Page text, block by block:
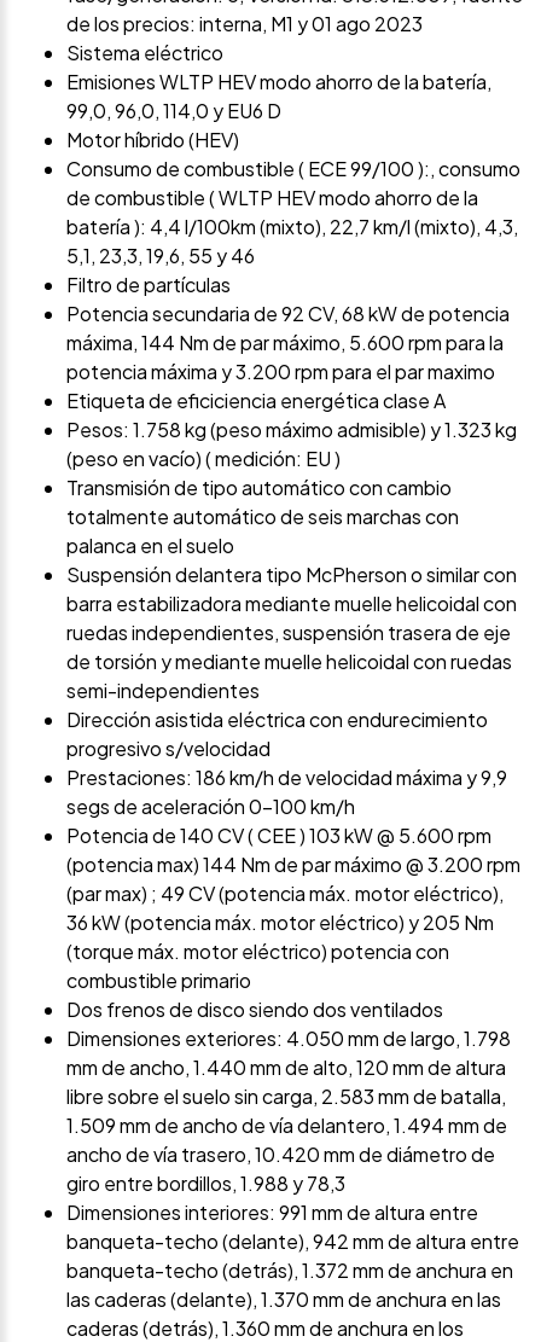
de los precios: interna, M1 y 01 ago 2023
Sistema eléctrico
Emisiones WLTP HEV modo ahorro de la batería,
99,0, 96,0, 114,0 y EU6 D
Motor híbrido (HEV)
Consumo de combustible ( ECE 99/100 ):, consumo
de combustible ( WLTP HEV modo ahorro de la
batería ): 4,4 l/100km (mixto), 22,7 km/l (mixto), 4,3,
5,1, 23,3, 19,6, 55 y 46
Filtro de partículas
Potencia secundaria de 92 CV, 68 kW de potencia
máxima, 144 Nm de par máximo, 5.600 rpm para la
potencia máxima y 3.200 rpm para el par maximo
Etiqueta de eficiciencia energética clase A
Pesos: 1.758 kg (peso máximo admisible) y 1.323 kg
(peso en vacío) ( medición: EU )
Transmisión de tipo automático con cambio
totalmente automático de seis marchas con
palanca en el suelo
Suspensión delantera tipo McPherson o similar con
barra estabilizadora mediante muelle helicoidal con
ruedas independientes, suspensión trasera de eje
de torsión y mediante muelle helicoidal con ruedas
semi-independientes
Dirección asistida eléctrica con endurecimiento
progresivo s/velocidad
Prestaciones: 186 km/h de velocidad máxima y 9,9
segs de aceleración 0-100 km/h
Potencia de 140 CV ( CEE ) 103 kW @ 5.600 rpm
(potencia max) 144 Nm de par máximo @ 3.200 rpm
(par max) ; 49 CV (potencia máx. motor eléctrico),
36 kW (potencia máx. motor eléctrico) y 205 Nm
(torque máx. motor eléctrico) potencia con
combustible primario
Dos frenos de disco siendo dos ventilados
Dimensiones exteriores: 4.050 mm de largo, 1.798
mm de ancho, 1.440 mm de alto, 120 mm de altura
libre sobre el suelo sin carga, 2.583 mm de batalla,
1.509 mm de ancho de vía delantero, 1.494 mm de
ancho de vía trasero, 10.420 mm de diámetro de
giro entre bordillos, 1.988 y 78,3
Dimensiones interiores: 991 mm de altura entre
banqueta-techo (delante), 942 mm de altura entre
banqueta-techo (detrás), 1.372 mm de anchura en
las caderas (delante), 1.370 mm de anchura en las
caderas (detrás), 1.360 mm de anchura en los